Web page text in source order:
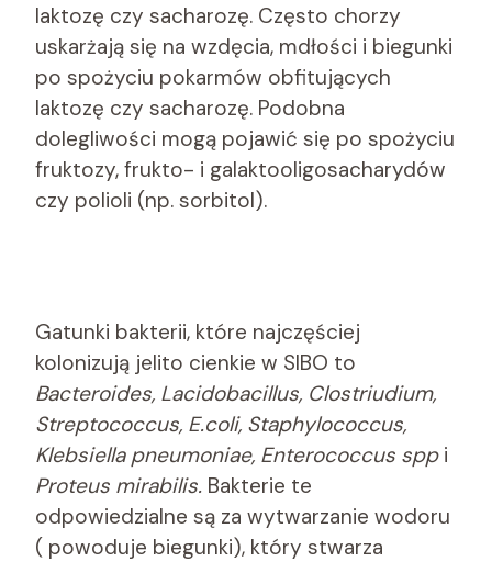
laktozę czy sacharozę. Często chorzy
uskarżają się na wzdęcia, mdłości i biegunki
po spożyciu pokarmów obfitujących
laktozę czy sacharozę. Podobna
dolegliwości mogą pojawić się po spożyciu
fruktozy, frukto- i galaktooligosacharydów
czy polioli (np. sorbitol).
Gatunki bakterii, które najczęściej
kolonizują jelito cienkie w SIBO to
Bacteroides, Lacidobacillus, Clostriudium,
Streptococcus, E.coli, Staphylococcus,
Klebsiella pneumoniae, Enterococcus spp i
Proteus mirabilis. Bakterie te
odpowiedzialne są za wytwarzanie wodoru
( powoduje biegunki), który stwarza